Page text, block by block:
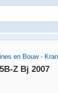
en Bouw -
Z Bj 2007